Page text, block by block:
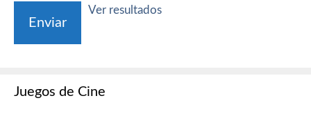
Ver resultados
Juegos de Cine